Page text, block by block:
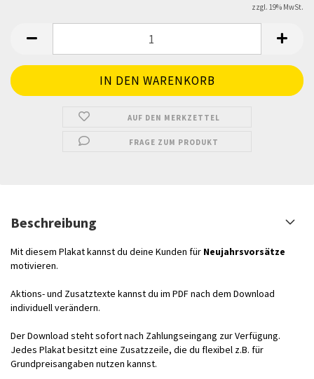
zzgl. 19% MwSt.
AUF DEN MERKZETTEL
FRAGE ZUM PRODUKT
Beschreibung
Mit diesem Plakat kannst du deine Kunden für Neujahrsvorsätze
motivieren.
Aktions- und Zusatztexte kannst du im PDF nach dem Download
individuell verändern.
Der Download steht sofort nach Zahlungseingang zur Verfügung.
Jedes Plakat besitzt eine Zusatzzeile, die du flexibel z.B. für
Grundpreisangaben nutzen kannst.